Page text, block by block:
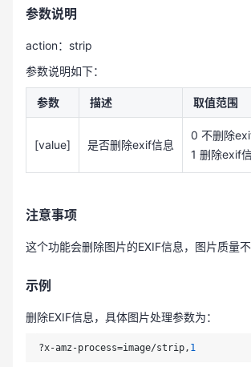
参数说明
action：strip
参数说明如下：
参数 描述 取值范围
[value] 是否删除exif信息
0 不删除
1 删除exif
注意事项
这个功能会删除图片的EXIF信息，图片质量
示例
删除EXIF信息，具体图片处理参数为：
?x-amz-process=image/strip, 1